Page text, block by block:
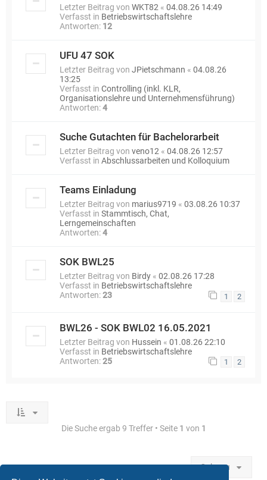
Letzter Beitrag von WKT82 « 04.08.26 14:49
Verfasst in Betriebswirtschaftslehre
Antworten: 12
UFU 47 SOK
Letzter Beitrag von JPietschmann « 04.08.26
13:25
Verfasst in Controlling (inkl. KLR,
Organisationslehre und Unternehmensführung)
Antworten:4
Suche Gutachten für Bachelorarbeit
Letzter Beitrag von veno12 « 04.08.26 12:57
Verfasst in Abschlussarbeiten und Kolloquium
Teams Einladung
Letzter Beitrag von marius9719 « 03.08.26 10:37
Verfasst in Stammtisch, Chat,
Lerngemeinschaften
Antworten:4
SOK BWL25
Letzter Beitrag von Birdy « 02.08.26 17:28
Verfasst in Betriebswirtschaftslehre
Antworten:23 1 2
BWL26 - SOK BWL02 16.05.2021
Letzter Beitrag von Hussein « 01.08.26 22:10
Verfasst in Betriebswirtschaftslehre
Antworten:25 1 2
Die Suche ergab 9 Treffer • Seite 1 von 1
Gehe zu